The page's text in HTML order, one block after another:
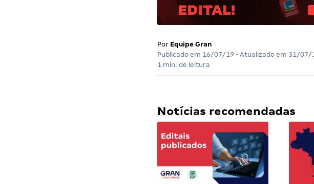
Por Equipe Gran
Publicado em 16/07/19• Atualizado em 31/07/
1 min. de leitura
Notícias recomendadas